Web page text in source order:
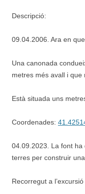
Descripció:
09.04.2006. Ara en
Una canonada
metres més avall i que
Està situada uns
Coordenades:
04.09.2023. La font
terres per construir
Recorregut a